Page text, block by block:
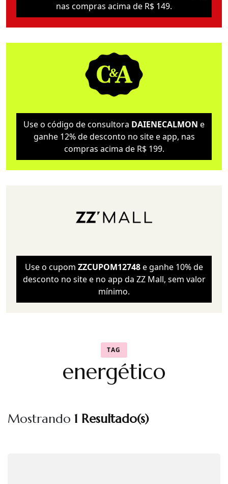
nas compras acima de R$ 149.
Use o código de consultora DAIENECALMON e
ganhe 12% de desconto no site e app, nas
compras acima de R$ 199.
Use o cupom ZZCUPOM12748e ganhe 10% de
desconto no site e no app da ZZ Mall, sem valor
mínimo.
TAG
energético
Mostrando 1 Resultado(s)